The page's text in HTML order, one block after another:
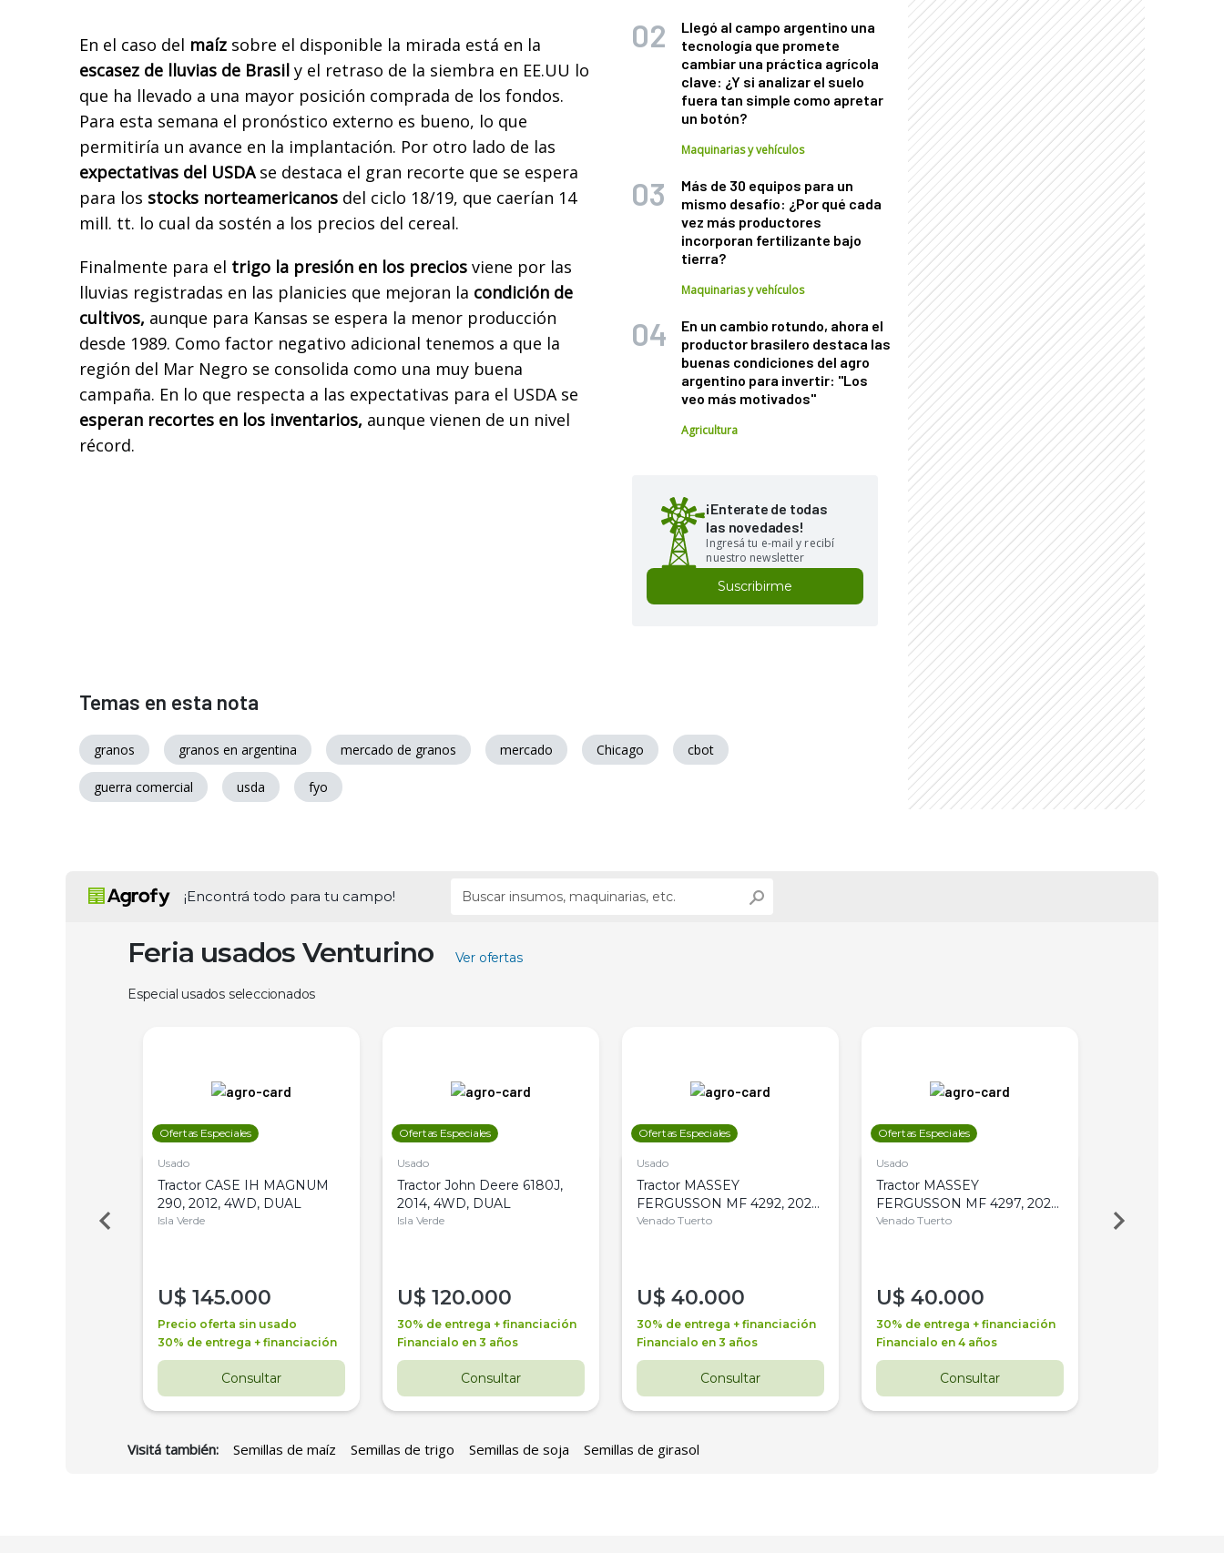
En el caso del maíz sobre el disponible la mirada está en la
escasez de lluvias de Brasil y el retraso de la siembra en EE.UU lo
que ha llevado a una mayor posición comprada de los fondos.
Para esta semana el pronóstico externo es bueno, lo que
permitiría un avance en la implantación. Por otro lado de las
expectativas del USDAse destaca el gran recorte que se espera
para los stocks norteamericanos del ciclo 18/19, que caerían 14
mill. tt. lo cual da sostén a los precios del cereal.
Finalmente para el trigo la presión en los precios viene por las
lluvias registradas en las planicies que mejoran la condición de
cultivos, aunque para Kansas se espera la menor producción
desde 1989. Como factor negativo adicional tenemos a que la
región del Mar Negro se consolida como una muy buena
campaña. En lo que respecta a las expectativas para el USDA se
esperan recortes en los inventarios, aunque vienen de un nivel
récord.
Llegó al campo argentino una
tecnología que promete
cambiar una práctica agrícola
clave: ¿Y si analizar el suelo
fuera tan simple como apretar
un botón?
Maquinarias y vehículos
Más de 30 equipos para un
mismo desafío: ¿Por qué cada
vez más productores
incorporan fertilizante bajo
tierra?
Maquinarias y vehículos
En un cambio rotundo, ahora el
productor brasilero destaca las
buenas condiciones del agro
argentino para invertir: "Los
veo más motivados"
Agricultura
¡Enterate de todas
las novedades!
Ingresá tu e-mail y recibí
nuestro newsletter
Suscribirme
Temas en esta nota
granos granos en argentina mercado de granos mercado Chicago cbot
guerra comercial usda fyo
¡Encontrá todo para tu campo!
Feria usados Venturino Ver ofertas
Especial usados seleccionados
Ofertas Especiales
Usado
Tractor CASE IH MAGNUM
290, 2012, 4WD, DUAL
Isla Verde
U$ 145.000
Precio oferta sin usado
30% de entrega + financiación
Consultar
Ofertas Especiales
Usado
Tractor John Deere 6180J,
2014, 4WD, DUAL
Isla Verde
U$ 120.000
30% de entrega + financiación
Financialo en 3 años
Consultar
Ofertas Especiales
Usado
Tractor MASSEY
FERGUSSON MF 4292, 2020,
4WD, PATON
Venado Tuerto
U$ 40.000
30% de entrega + financiación
Financialo en 3 años
Consultar
Ofertas Especiales
Usado
Tractor MASSEY
FERGUSSON MF 4297, 2020,
4WD, PATON
Venado Tuerto
U$ 40.000
30% de entrega + financiación
Financialo en 4 años
Consultar
Venado Tuerto
Visitá también: Semillas de maíz Semillas de trigo Semillas de soja Semillas de girasol